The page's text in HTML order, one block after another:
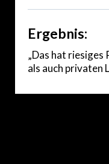
Ergebnis:
„Das hat riesiges
als auch privaten